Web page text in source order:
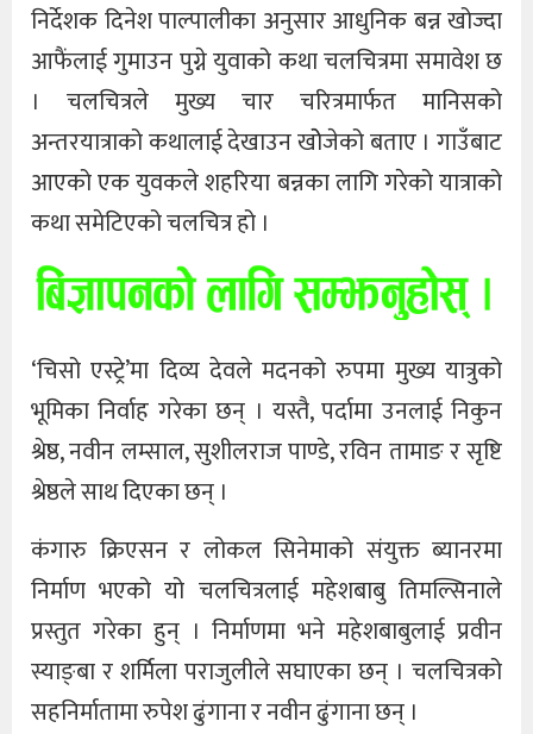
निर्देशक दिनेश पाल्पालीका अनुसार आधुनिक बन्न खोज्दा
आफैंलाई गुमाउन पुग्ने युवाको कथा चलचित्रमा समावेश छ
। चलचित्रले मुख्य चार चरित्रमार्फत मानिसको
अन्तरयात्राको कथालाई देखाउन खोेजेको बताए । गाउँबाट
आएको एक युवकले शहरिया बन्नका लागि गरेको यात्राको
कथा समेटिएको चलचित्र हो ।
‘चिसो एस्ट्रे’मा दिव्य देवले मदनको रुपमा मुख्य यात्रुको
भूमिका निर्वाह गरेका छन् । यस्तै, पर्दामा उनलाई निकुन
श्रेष्ठ, नवीन लम्साल, सुशीलराज पाण्डे, रविन तामाङ र सृष्टि
श्रेष्ठले साथ दिएका छन् ।
कंगारु क्रिएसन र लोकल सिनेमाको संयुक्त ब्यानरमा
निर्माण भएको यो चलचित्रलाई महेशबाबु तिमल्सिनाले
प्रस्तुत गरेका हुन् । निर्माणमा भने महेशबाबुलाई प्रवीन
स्याङ्बा र शर्मिला पराजुलीले सघाएका छन् । चलचित्रको
सहनिर्मातामा रुपेश ढुंगाना र नवीन ढुंगाना छन् ।